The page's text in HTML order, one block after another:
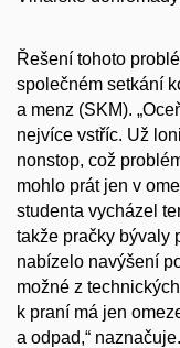
Řešení tohoto
společném setkání
a menz (SKM).
nejvíce vstříc. Už
nonstop, což
mohlo prát jen v
studenta vycházel
takže pračky bývaly
nabízelo navýšení
možné z
k praní má jen
a odpad,“ naznačuje.